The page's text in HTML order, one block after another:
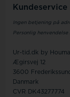
Kundeservice
Ingen betjening på
Personlig
Ur-tid.dk by
Ægirsvej 12
3600
Danmark
CVR DK43277774